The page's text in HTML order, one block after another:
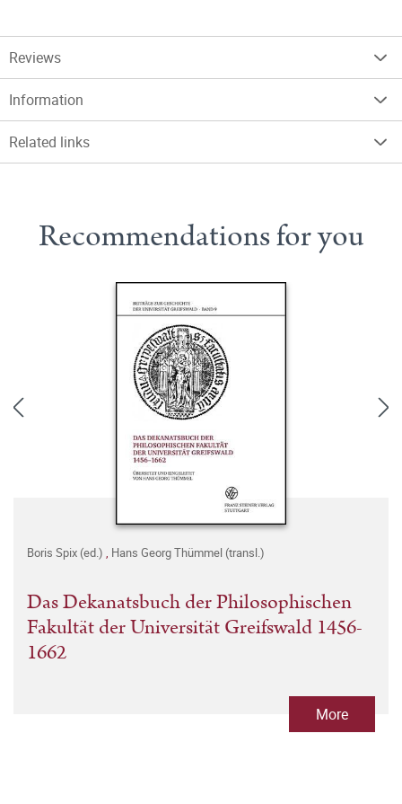
Reviews
Information
Related links
Recommendations for you
Boris Spix (ed.) , Hans Georg Thümmel (transl.)
Das Dekanatsbuch der Philosophischen
Fakultät der Universität Greifswald 1456-
1662
More